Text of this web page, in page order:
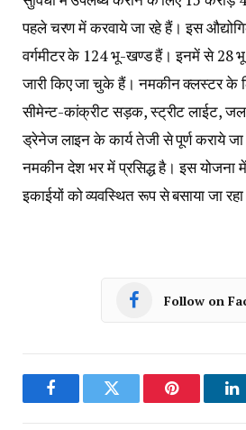
पहले चरण में करवाये जा रहे हैं। इस
वर्गमीटर के 124 भू-खण्ड हैं। इनमें से
जारी किए जा चुके हैं। नमकीन क्लस्टर के
सीमेन्ट-कांक्रीट सड़क, स्ट्रीट लाईट, जल
ड्रेनेज लाइन के कार्य तेजी से पूर्ण कराये
नमकीन देश भर में प्रसिद्ध है। इस योजना
इकाईयों को व्यवस्थित रूप से बसाया जा
Follow on
FacebookTwitter Pinterest